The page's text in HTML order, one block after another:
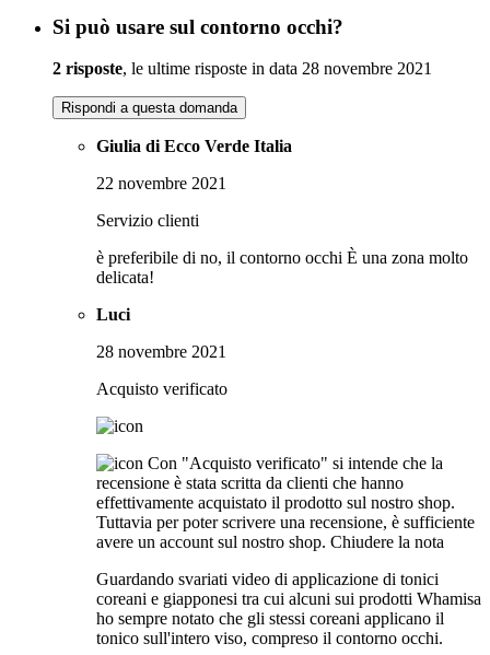
Si può usare sul contorno occhi?
2 risposte, le ultime risposte in data 28 novembre 2021
Rispondi a questa domanda
Giulia di Ecco Verde Italia
22 novembre 2021
Servizio clienti
è preferibile di no, il contorno occhi È una zona molto
delicata!
Luci
28 novembre 2021
Acquisto verificato
Con "Acquisto verificato" si intende che la
recensione è stata scritta da clienti che hanno
effettivamente acquistato il prodotto sul nostro shop.
Tuttavia per poter scrivere una recensione, è sufficiente
avere un account sul nostro shop. Chiudere la nota
Guardando svariati video di applicazione di tonici
coreani e giapponesi tra cui alcuni sui prodotti Whamisa
ho sempre notato che gli stessi coreani applicano il
tonico sull'intero viso, compreso il contorno occhi.